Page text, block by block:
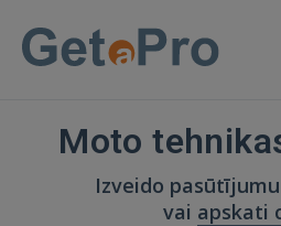
Moto
Izveido pasūtījumu
vai apskati